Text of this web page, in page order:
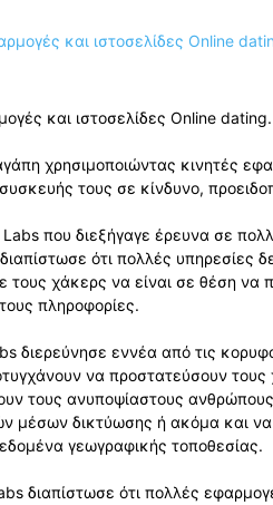
και ιστοσελίδες Online dating.
χρησιμοποιώντας κινητές
τους σε κίνδυνο,
που διεξήγαγε έρευνα σε
ότι πολλές υπηρεσίες
χάκερς να είναι σε θέση να
πληροφορίες.
διερεύνησε εννέα από τις
να προστατεύσουν τους
τους ανυποψίαστους
μέσων δικτύωσης ή ακόμα και
γεωγραφικής τοποθεσίας.
διαπίστωσε ότι πολλές